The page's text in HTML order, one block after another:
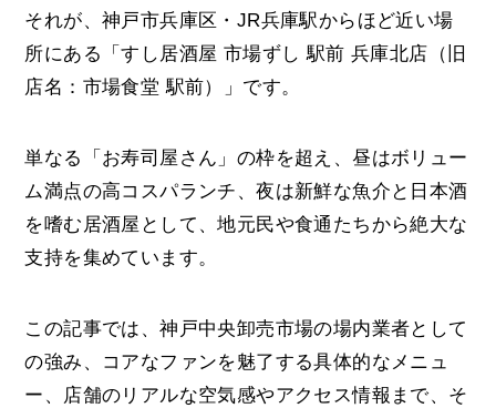
それが、神戸市兵庫区・JR兵庫駅からほど近い場
所にある「すし居酒屋 市場ずし 駅前 兵庫北店（旧
店名：市場食堂 駅前）」です。
単なる「お寿司屋さん」の枠を超え、昼はボリュー
ム満点の高コスパランチ、夜は新鮮な魚介と日本酒
を嗜む居酒屋として、地元民や食通たちから絶大な
支持を集めています。
この記事では、神戸中央卸売市場の場内業者として
の強み、コアなファンを魅了する具体的なメニュ
ー、店舗のリアルな空気感やアクセス情報まで、そ